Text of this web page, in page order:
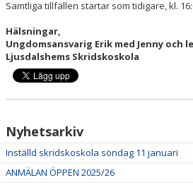
Samtliga tillfällen startar som tidigare, kl.
Hälsningar,
Ungdomsansvarig Erik med Jenny och
Ljusdalshems Skridskoskola
Nyhetsarkiv
Inställd skridskoskola söndag 11 januari
ANMÄLAN ÖPPEN 2025/26